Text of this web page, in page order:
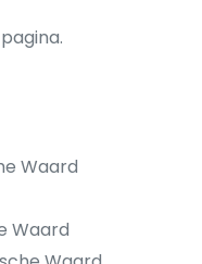
Waard
Waard